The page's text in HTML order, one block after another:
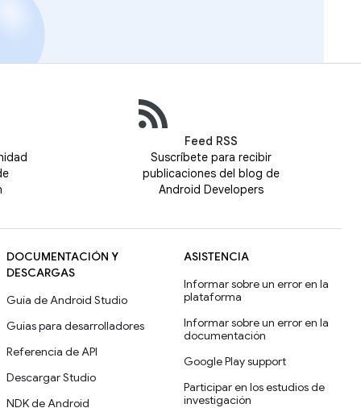
Feed RSS
Suscríbete para recibir
publicaciones del blog de
Android Developers
DOCUMENTACIÓN Y
DESCARGAS
Guía de Android Studio
Guías para desarrolladores
Referencia de API
Descargar Studio
NDK de Android
ASISTENCIA
Informar sobre un error en la
plataforma
Informar sobre un error en la
documentación
Google Play support
Participar en los estudios de
investigación